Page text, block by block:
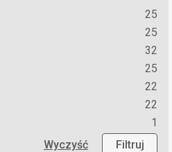
25
25
32
25
22
22
1
Wyczyść
Filtruj